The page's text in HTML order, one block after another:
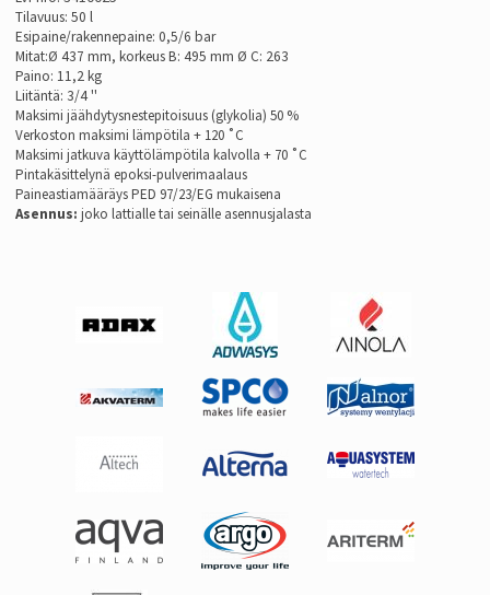
Tilavuus: 50 l
Esipaine/rakennepaine: 0,5/6 bar
Mitat:Ø 437 mm, korkeus B: 495 mm Ø C: 263
Paino: 11,2 kg
Liitäntä: 3/4 ''
Maksimi jäähdytysnestepitoisuus (glykolia) 50 %
Verkoston maksimi lämpötila + 120 ˚C
Maksimi jatkuva käyttölämpötila kalvolla + 70 ˚C
Pintakäsittelynä epoksi-pulverimaalaus
Paineastiamääräys PED 97/23/EG mukaisena
Asennus: joko lattialle tai seinälle asennusjalasta